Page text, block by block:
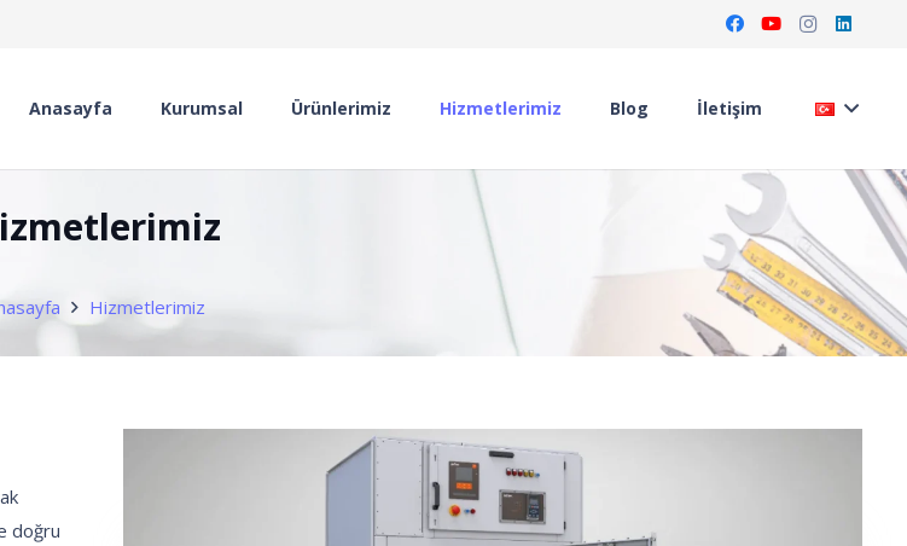
Anasayfa Kurumsal Ürünlerimiz Hizmetlerimiz Blog İletişim
Hizmetlerimiz
doğru